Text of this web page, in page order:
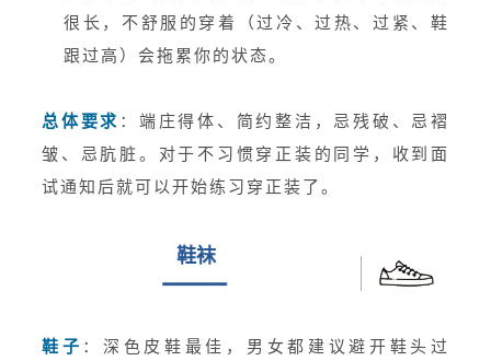
很长，不舒服的穿着（过冷、过热、过紧、鞋
跟过高）会拖累你的状态。
总体要求 ：端庄得体、简约整洁，忌残破、忌褶
皱、忌肮脏。对于不习惯穿正装的同学，收到面
试通知后就可以开始练习穿正装了。
鞋袜
鞋子 ：深色皮鞋最佳，男女都建议避开鞋头过